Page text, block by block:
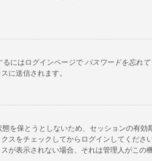
にはログインページで パスワードを忘れ
に送信されます。
を保とうとしないため、セッションの有効
スをチェックしてからログインしてくださ
が表示されない場合、それは管理人がこの